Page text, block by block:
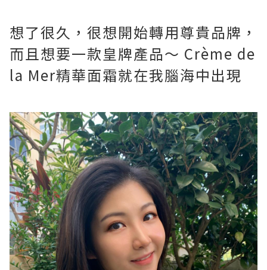
想了很久，很想開始轉用尊貴品牌，
而且想要一款皇牌產品～ Crème de
la Mer精華面霜就在我腦海中出現